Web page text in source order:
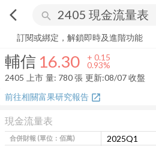
arrow_back_ios search
輔信 16.30+ 0.93%
訂閱或綁定，解鎖即時及進階功能
輔信 16.30 + 0.15
0.93%
2405
上市 量: 780張 更新:08/07 收盤
前往相關富果研究報告 open_in_new
現金流量表
合併財報 (單位：佰萬)